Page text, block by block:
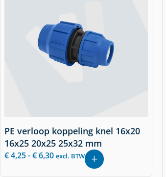
PE verloop koppeling knel 16x20
16x25 20x25 25x32 mm
€4,25-€6,30 excl. BTW